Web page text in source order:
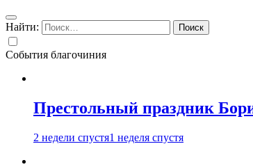
Найти:
События благочиния
Престольный праздник
2 недели спустя1 неделя спустя